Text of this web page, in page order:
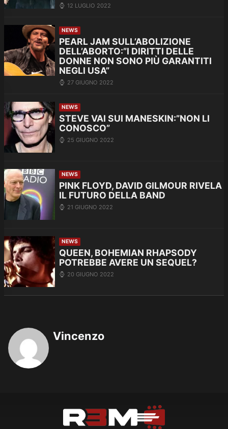
12 LUGLIO 2022
NEWS
PEARL JAM SULL’ABOLIZIONE
DELL’ABORTO:”I DIRITTI DELLE
DONNE NON SONO PIÙ GARANTITI
NEGLI USA”
27 GIUGNO 2022
NEWS
STEVE VAI SUI MANESKIN:”NON LI
CONOSCO”
25 GIUGNO 2022
NEWS
PINK FLOYD, DAVID GILMOUR RIVELA
IL FUTURO DELLA BAND
21 GIUGNO 2022
NEWS
QUEEN, BOHEMIAN RHAPSODY
POTREBBE AVERE UN SEQUEL?
20 GIUGNO 2022
Vincenzo